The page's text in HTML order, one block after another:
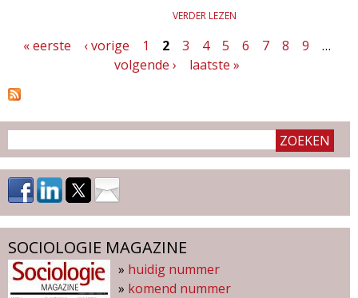
VERDER LEZEN
a
i
n
a
'
s
« eerste ‹ vorige 1 2 3 4 5 6 7 8 9
…
volgende ›
laatste »
SOCIOLOGIE MAGAZINE
» huidig nummer
» komend nummer